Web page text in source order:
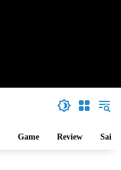
Game Review Sains